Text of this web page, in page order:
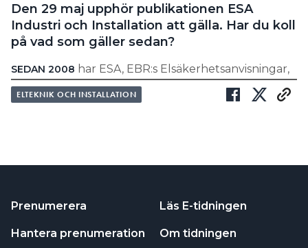
Den 29 maj upphör publikationen ESA
Industri och Installation att gälla. Har du koll
på vad som gäller sedan?
SEDAN 2008 har ESA, EBR:s Elsäkerhetsanvisningar,
väglett elbranschen för att minska risken för skador
orsakade av el. Den 29 maj upphör anvisningen ESA
elteknik), att gälla.
”Anvisningen EvA Industri är
som arbetar på
ELTEKNIK OCH INSTALLATION
Prenumerera
Hantera prenumeration
Läs E-tidningen
Om tidningen